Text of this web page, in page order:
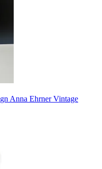
Anna Ehrner Vintage